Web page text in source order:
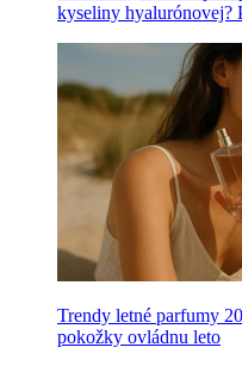
kyseliny hyalurónovej?
Trendy letné parfumy
pokožky ovládnu leto